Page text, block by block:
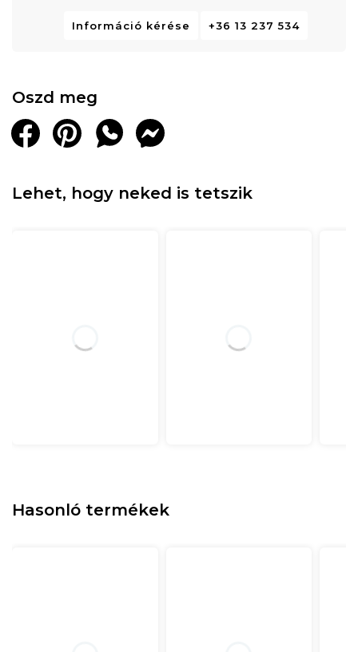
Információ kérése +36 13 237 534
Oszd meg
Lehet, hogy neked is tetszik
Hasonló termékek